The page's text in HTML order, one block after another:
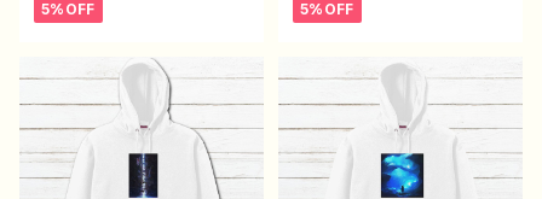
い かっこいい おすす
トレーター クリエイター
絵師 オリジナル デザイ
ン グッズ タイトル：第２
の故郷 作：J.タネダ F-5
5%OFF
い おすすめ 個性的 人
エイター 絵師 オリジナ
ル デザイン グッズ ：海
底洞窟都市 作：J.タネ
ダ F-5
5%OFF